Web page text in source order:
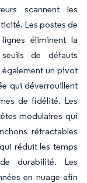
scannent les
Les postes de
éliminent la
de défauts
un pivot
qui déverrouillent
de fidélité. Les
modulaires qui
rétractables
réduit les temps
durabilité. Les
en nuage afin